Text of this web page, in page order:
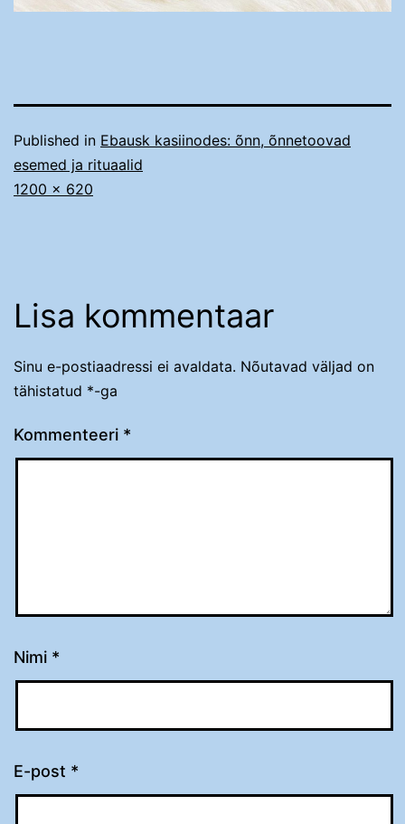
Published in Ebausk kasiinodes: õnn, õnnetoovad
esemed ja rituaalid
Täissuurus
1200 × 620
Lisa kommentaar
Sinu e-postiaadressi ei avaldata. Nõutavad väljad on
tähistatud *-ga
Kommenteeri *
Nimi *
E-post *